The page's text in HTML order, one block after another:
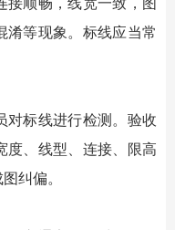
淆等现象。标线应当常
对标线进行检测。验收
度、线型、连接、限高
纠偏。